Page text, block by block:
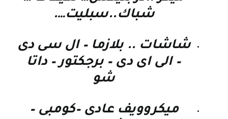
شباك..سبليت….
شاشات .. بلازما – ال سى دى
– الى اى دى – برجكتور – داتا
شو
ميكروويف عادى –كومبى –